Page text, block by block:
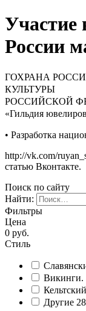
Участие
России
ГОХРАНА
КУЛЬТУРЫ
РОССИЙСКОЙ
«Гильдия
• Разработка
http://vk.com/
статью Вконтакте.
Поиск по сайту
Найти:
Фильтры
Цена
0 руб.
Стиль
Викинги.
Кельтский
Другие